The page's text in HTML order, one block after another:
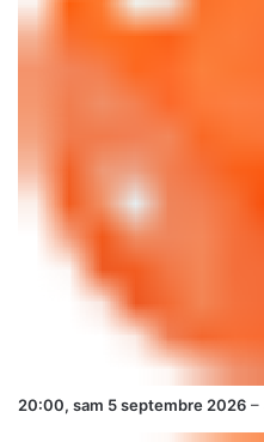
20:00, sam 5 septembre 2026 –